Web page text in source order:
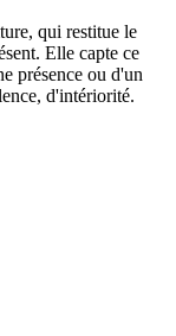
qui restitue le
Elle capte ce
présence ou d'un
d'intériorité.